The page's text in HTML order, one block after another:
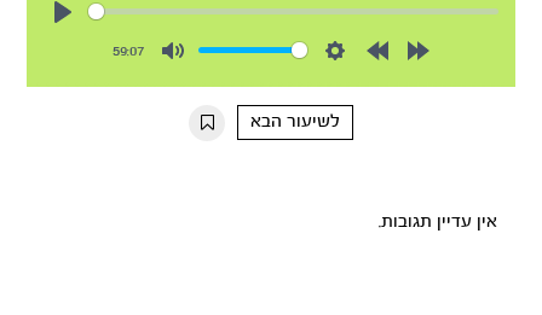
59:07
לשיעור הבא
אין עדיין תגובות.